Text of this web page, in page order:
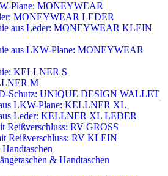
Plane: MONEYWEAR
MONEYWEAR LEDER
aus Leder: MONEYWEAR KLEIN
aus LKW-Plane: MONEYWEAR
KELLNER S
M
Schutz: UNIQUE DESIGN WALLET
LKW-Plane: KELLNER XL
Leder: KELLNER XL LEDER
Reißverschluss: RV GROSS
Reißverschluss: RV KLEIN
& Handtaschen